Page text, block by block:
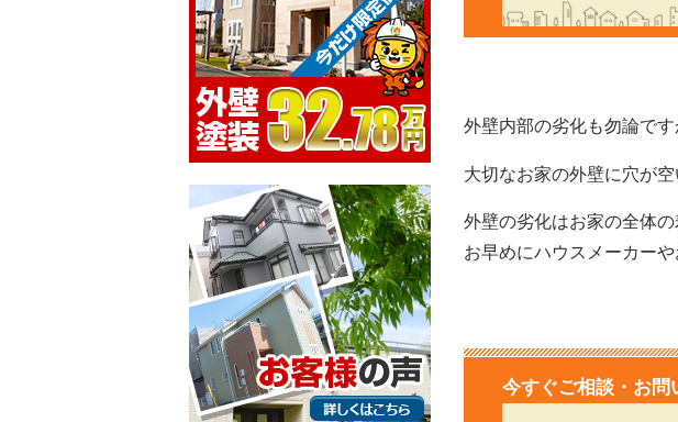
外壁内部の劣化も勿論で
大切なお家の外壁に穴が
外壁の劣化はお家の全体
お早めにハウスメーカー
今すぐご相談・お問